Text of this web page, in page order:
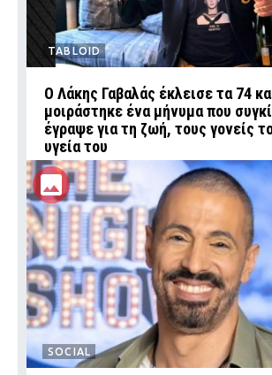
TABLOID
Ο Λάκης Γαβαλάς έκλεισε τα 74
μοιράστηκε ένα μήνυμα που
έγραψε για τη ζωή, τους γονείς
υγεία του
SOCIAL